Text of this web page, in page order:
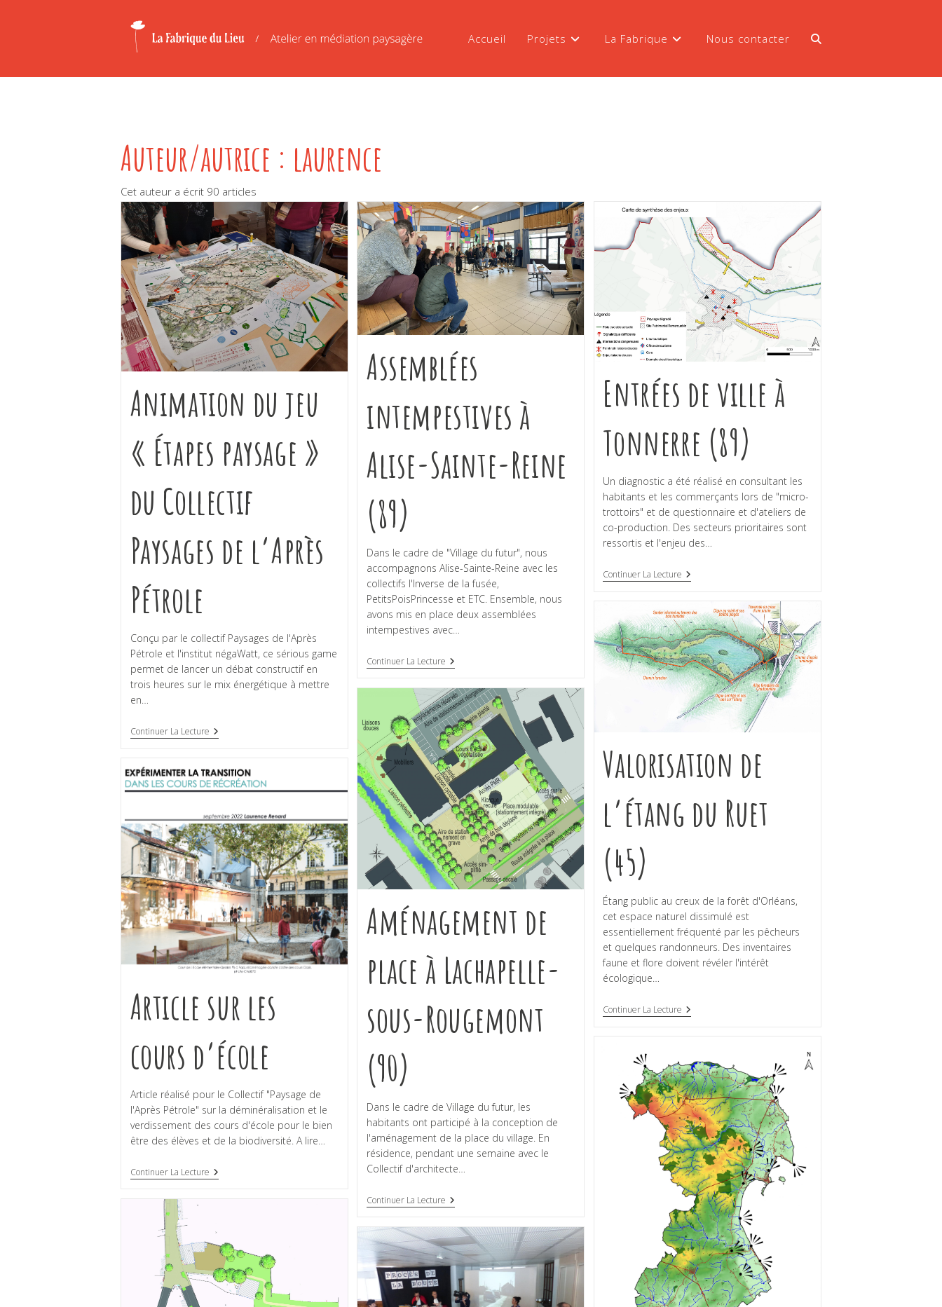
Accueil Projets La Fabrique Nous contacter
Auteur/autrice : laurence
Cet auteur a écrit 90 articles
Animation du jeu
« Étapes paysage »
du Collectif
Paysages de l’Après
Pétrole
Conçu par le collectif Paysages de l'Après
Pétrole et l'institut négaWatt, ce sérious game
permet de lancer un débat constructif en
trois heures sur le mix énergétique à mettre
en…
Continuer La Lecture
Assemblées
intempestives à
Alise-Sainte-Reine
(89)
Dans le cadre de "Village du futur", nous
accompagnons Alise-Sainte-Reine avec les
collectifs l'Inverse de la fusée,
PetitsPoisPrincesse et ETC. Ensemble, nous
avons mis en place deux assemblées
intempestives avec…
Continuer La Lecture
Entrées de ville à
Tonnerre (89)
Un diagnostic a été réalisé en consultant les
habitants et les commerçants lors de "micro-
trottoirs" et de questionnaire et d'ateliers de
co-production. Des secteurs prioritaires sont
ressortis et l'enjeu des…
Continuer La Lecture
Valorisation de
l’étang du Ruet
(45)
Étang public au creux de la forêt d'Orléans,
cet espace naturel dissimulé est
essentiellement fréquenté par les pêcheurs
et quelques randonneurs. Des inventaires
faune et flore doivent révéler l'intérêt
écologique…
Continuer La Lecture
Aménagement de
place à Lachapelle-
sous-Rougemont
(90)
Dans le cadre de Village du futur, les
habitants ont participé à la conception de
l'aménagement de la place du village. En
résidence, pendant une semaine avec le
Collectif d'architecte…
Continuer La Lecture
Article sur les
cours d’école
Article réalisé pour le Collectif "Paysage de
l'Après Pétrole" sur la déminéralisation et le
verdissement des cours d'école pour le bien
être des élèves et de la biodiversité. A lire…
Continuer La Lecture